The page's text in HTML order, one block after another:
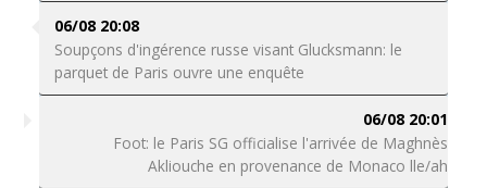
06/08 20:08
Soupçons d'ingérence russe visant Glucksmann: le
parquet de Paris ouvre une enquête
06/08 20:01
Foot: le Paris SG officialise l'arrivée de Maghnès
Akliouche en provenance de Monaco lle/ah